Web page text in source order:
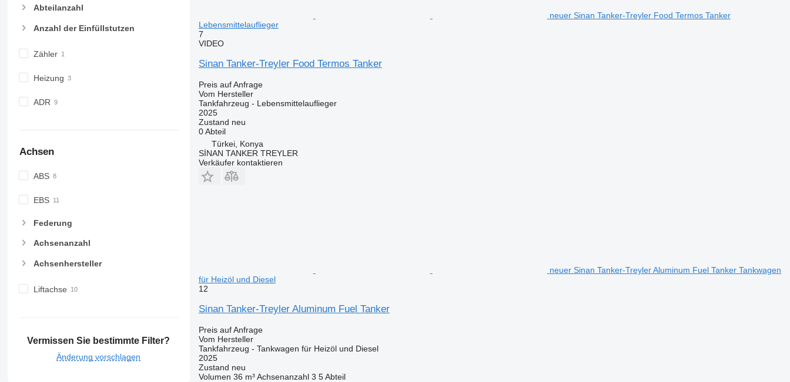
Abteilanzahl
Anzahl der Einfüllstutzen
Zähler
Heizung
ADR
Achsen
ABS
EBS
Federung
Achsenanzahl
Achsenhersteller
Liftachse
Vermissen Sie bestimmte Filter?
Änderung vorschlagen
neuer Sinan Tanker-Treyler Food Termos Tanker
Lebensmittelauflieger
7
VIDEO
Sinan Tanker-Treyler Food Termos Tanker
Preis auf Anfrage
Vom Hersteller
Tankfahrzeug - Lebensmittelauflieger
2025
Zustand neu
0 Abteil
Türkei, Konya
SİNAN TANKER TREYLER
Verkäufer kontaktieren
neuer Sinan Tanker-Treyler Aluminum Fuel Tanker Tankwagen
für Heizöl und Diesel
12
Sinan Tanker-Treyler Aluminum Fuel Tanker
Preis auf Anfrage
Vom Hersteller
Tankfahrzeug - Tankwagen für Heizöl und Diesel
2025
Zustand neu
Volumen 36 m³ Achsenanzahl 3 5 Abteil